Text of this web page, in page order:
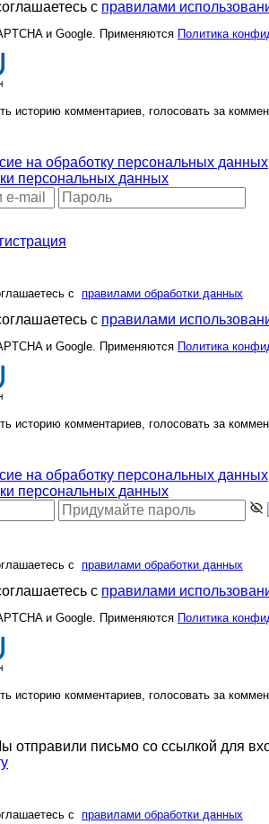
с правилами
и Google. Применяются Политика
историю комментариев, голосовать за
на обработку персональных данных
персональных данных
с правилами обработки данных
с правилами
и Google. Применяются Политика
историю комментариев, голосовать за
на обработку персональных данных
персональных данных
с правилами обработки данных
с правилами
и Google. Применяются Политика
историю комментариев, голосовать за
отправили письмо со ссылкой для
с правилами обработки данных